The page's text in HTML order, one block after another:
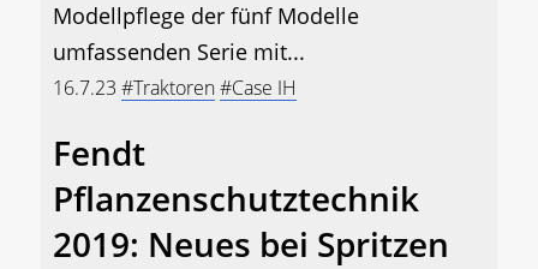
Modellpflege der fünf Modelle
umfassenden Serie mit...
16.7.23 #Traktoren#Case IH
Fendt
Pflanzenschutztechnik
2019: Neues bei Spritzen